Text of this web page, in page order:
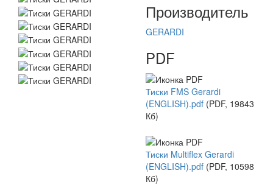
Производитель
GERARDI
PDF
Тиски FMS Gerardi
(ENGLISH).pdf (PDF, 19843
Кб)
Тиски Multiflex Gerardi
(ENGLISH).pdf (PDF, 10598
Кб)